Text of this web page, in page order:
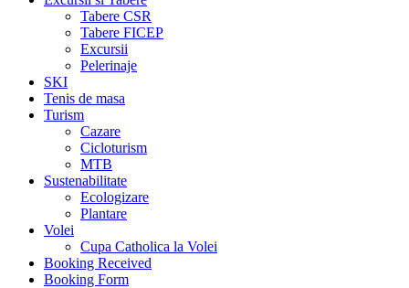
Tabere CSR
Tabere FICEP
Excursii
Pelerinaje
SKI
Tenis de masa
Turism
Cazare
Cicloturism
MTB
Sustenabilitate
Ecologizare
Plantare
Volei
Cupa Catholica la Volei
Booking Received
Booking Form